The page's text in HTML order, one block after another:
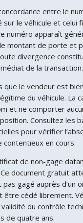
entre le
sur le véhicule et celui
numéro apparaît
montant de porte et
divergence
de la transaction.
que le vendeur est
du véhicule. La
et ne comporter
Consultez les
pour vérifier
contentieux en cours.
de non-gage
document gratuit
pas gagé auprès d’un
être cédé librement.
du contrôle
de quatre ans.